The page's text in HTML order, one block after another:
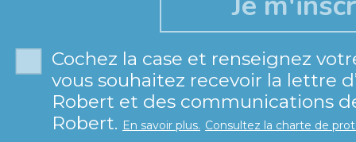
Cochez la case et renseignez
vous souhaitez recevoir la lettre
Robert et des communications
Robert. En savoir plus. Consultez la charte de